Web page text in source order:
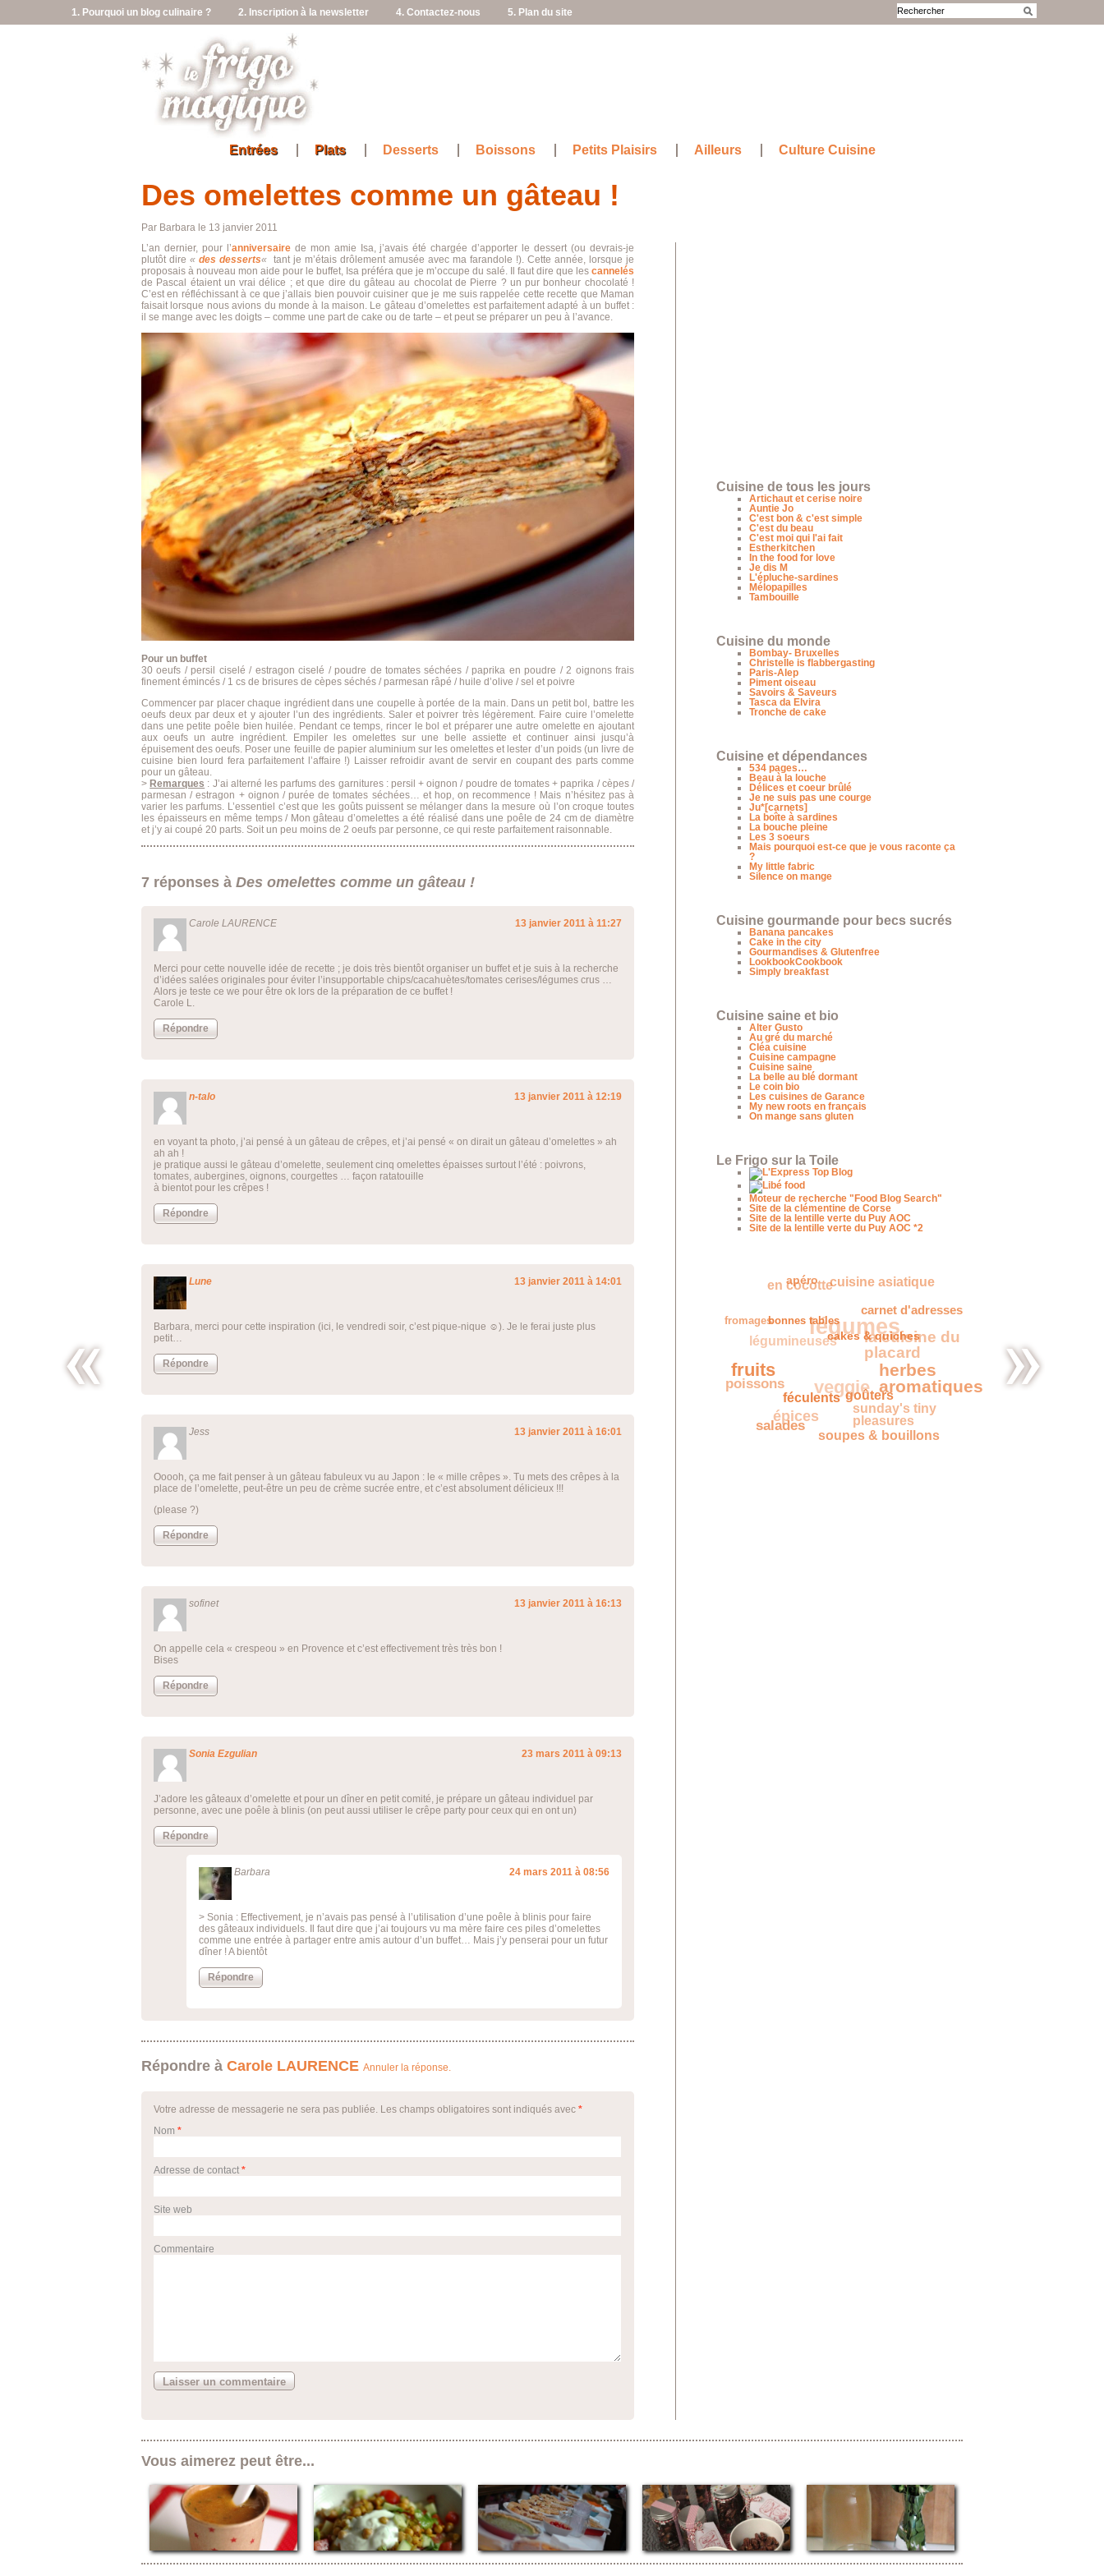
1. Pourquoi un blog culinaire ? 2. Inscription à la newsletter 4. Contactez-nous 5. Plan du site
Entrées Plats Desserts Boissons Petits Plaisirs Ailleurs Culture Cuisine
Des omelettes comme un gâteau !
Par Barbara le 13 janvier 2011
L’an dernier, pour l’anniversairede mon amie Isa, j’avais été chargée d’apporter le dessert (ou devrais-je
plutôt dire « des desserts« tant je m’étais drôlement amusée avec ma farandole !). Cette année, lorsque je
proposais à nouveau mon aide pour le buffet, Isa préféra que je m’occupe du salé. Il faut dire que les cannelés
de Pascal étaient un vrai délice ; et que dire du gâteau au chocolat de Pierre ? un pur bonheur chocolaté !
C’est en réfléchissant à ce que j’allais bien pouvoir cuisiner que je me suis rappelée cette recette que Maman
faisait lorsque nous avions du monde à la maison. Le gâteau d’omelettes est parfaitement adapté à un buffet :
il se mange avec les doigts – comme une part de cake ou de tarte – et peut se préparer un peu à l’avance.
Pour un buffet
30 oeufs / persil ciselé / estragon ciselé / poudre de tomates séchées / paprika en poudre / 2 oignons frais
finement émincés / 1 cs de brisures de cèpes séchés / parmesan râpé / huile d’olive / sel et poivre
Commencer par placer chaque ingrédient dans une coupelle à portée de la main. Dans un petit bol, battre les
oeufs deux par deux et y ajouter l’un des ingrédients. Saler et poivrer très légèrement. Faire cuire l’omelette
dans une petite poêle bien huilée. Pendant ce temps, rincer le bol et préparer une autre omelette en ajoutant
aux oeufs un autre ingrédient. Empiler les omelettes sur une belle assiette et continuer ainsi jusqu’à
épuisement des oeufs. Poser une feuille de papier aluminium sur les omelettes et lester d’un poids (un livre de
cuisine bien lourd fera parfaitement l’affaire !) Laisser refroidir avant de servir en coupant des parts comme
pour un gâteau.
> Remarques : J’ai alterné les parfums des garnitures : persil + oignon / poudre de tomates + paprika / cèpes /
parmesan / estragon + oignon / purée de tomates séchées… et hop, on recommence ! Mais n’hésitez pas à
varier les parfums. L’essentiel c’est que les goûts puissent se mélanger dans la mesure où l’on croque toutes
les épaisseurs en même temps / Mon gâteau d’omelettes a été réalisé dans une poêle de 24 cm de diamètre
et j’y ai coupé 20 parts. Soit un peu moins de 2 oeufs par personne, ce qui reste parfaitement raisonnable.
7 réponses à Des omelettes comme un gâteau !
Carole LAURENCE 13 janvier 2011 à 11:27
Merci pour cette nouvelle idée de recette ; je dois très bientôt organiser un buffet et je suis à la recherche
d’idées salées originales pour éviter l’insupportable chips/cacahuètes/tomates cerises/légumes crus …
Alors je teste ce we pour être ok lors de la préparation de ce buffet !
Carole L.
Répondre
n-talo 13 janvier 2011 à 12:19
en voyant ta photo, j’ai pensé à un gâteau de crêpes, et j’ai pensé « on dirait un gâteau d’omelettes » ah
ah ah !
je pratique aussi le gâteau d’omelette, seulement cinq omelettes épaisses surtout l’été : poivrons,
tomates, aubergines, oignons, courgettes … façon ratatouille
à bientot pour les crêpes !
Répondre
Lune 13 janvier 2011 à 14:01
Barbara, merci pour cette inspiration (ici, le vendredi soir, c’est pique-nique ☺). Je le ferai juste plus
petit…
Répondre
Jess 13 janvier 2011 à 16:01
Ooooh, ça me fait penser à un gâteau fabuleux vu au Japon : le « mille crêpes ». Tu mets des crêpes à la
place de l’omelette, peut-être un peu de crème sucrée entre, et c’est absolument délicieux !!!
(please ?)
Répondre
sofinet 13 janvier 2011 à 16:13
On appelle cela « crespeou » en Provence et c’est effectivement très très bon !
Bises
Répondre
Sonia Ezgulian 23 mars 2011 à 09:13
J’adore les gâteaux d’omelette et pour un dîner en petit comité, je prépare un gâteau individuel par
personne, avec une poêle à blinis (on peut aussi utiliser le crêpe party pour ceux qui en ont un)
Répondre
Barbara 24 mars 2011 à 08:56
> Sonia : Effectivement, je n’avais pas pensé à l’utilisation d’une poêle à blinis pour faire
des gâteaux individuels. Il faut dire que j’ai toujours vu ma mère faire ces piles d’omelettes
comme une entrée à partager entre amis autour d’un buffet… Mais j’y penserai pour un futur
dîner ! A bientôt
Répondre
Répondre à Carole LAURENCE Annuler la réponse.
Votre adresse de messagerie ne sera pas publiée. Les champs obligatoires sont indiqués avec *
Nom *
Adresse de contact *
Site web
Commentaire
Cuisine de tous les jours
Artichaut et cerise noire
Auntie Jo
C'est bon & c'est simple
C'est du beau
C'est moi qui l'ai fait
Estherkitchen
In the food for love
Je dis M
L'épluche-sardines
Mélopapilles
Tambouille
Cuisine du monde
Bombay- Bruxelles
Christelle is flabbergasting
Paris-Alep
Piment oiseau
Savoirs & Saveurs
Tasca da Elvira
Tronche de cake
Cuisine et dépendances
534 pages…
Beau à la louche
Délices et coeur brûlé
Je ne suis pas une courge
Ju*[carnets]
La boîte à sardines
La bouche pleine
Les 3 soeurs
Mais pourquoi est-ce que je vous raconte ça
?
My little fabric
Silence on mange
Cuisine gourmande pour becs sucrés
Banana pancakes
Cake in the city
Gourmandises & Glutenfree
LookbookCookbook
Simply breakfast
Cuisine saine et bio
Alter Gusto
Au gré du marché
Cléa cuisine
Cuisine campagne
Cuisine saine
La belle au blé dormant
Le coin bio
Les cuisines de Garance
My new roots en français
On mange sans gluten
Le Frigo sur la Toile
Moteur de recherche "Food Blog Search"
Site de la clémentine de Corse
Site de la lentille verte du Puy AOC
Site de la lentille verte du Puy AOC *2
apéro
bonnes tables
cakes & quiches
carnet d'adresses
cuisine asiatique
en cocotte
fromages
fruits
féculents goûters
herbes
aromatiques
la cuisine
du placard
légumes
légumineuses
poissons
salades
soupes & bouillons
sunday's tiny
pleasures
veggie
épices
Vous aimerez peut être...